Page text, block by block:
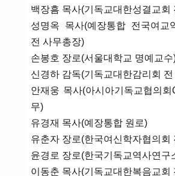
백장흠 목사(기독교대한성결교회
성명옥 목사(예장통합 전국여교
전 사무총장)
손봉호 장로(서울대학교 명예교수
신경하 감독(기독교대한감리회
안재웅 목사(아시아기독교협의회
무)
유경재 목사(예장통합 원로)
유춘자 장로(한국여신학자협의회
윤경로 장로(한국기독교역사연구
이동춘 목사(기독교대한복음교회